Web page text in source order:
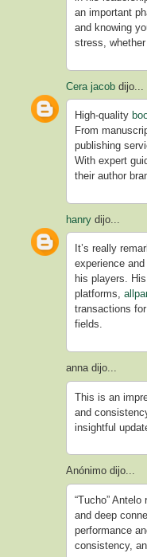
an important
and knowing
stress,
Cera jacob dijo...
High-quality
From
publishing
With expert
their author
hanry dijo...
It’s really
experience
his players.
platforms,
transactions
fields.
anna dijo...
This is an
and
insightful
Anónimo dijo...
“Tucho”
and deep
performance
consistency,